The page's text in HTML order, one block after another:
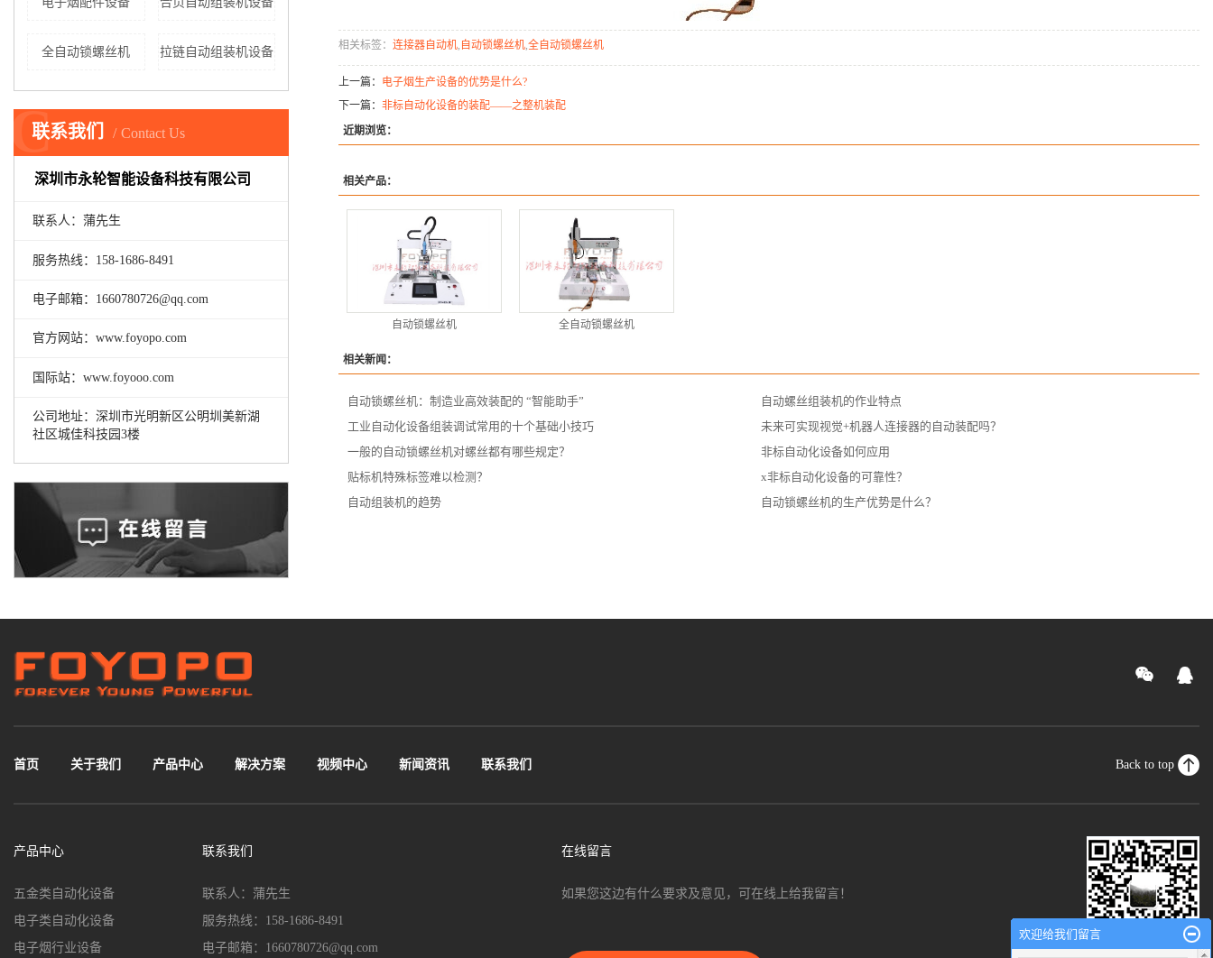
全自动锁螺丝机 拉链自动组装机设备
联系我们 Contact Us
C
深圳市永轮智能设备科技有限公司
联系人：蒲先生
服务热线：158-1686-8491
电子邮箱：1660780726@qq.com
官方网站：www.foyopo.com
国际站：www.foyooo.com
公司地址：深圳市光明新区公明圳美新湖
社区城佳科技园3楼
相关标签： 连接器自动机, 自动锁螺丝机,全自动锁螺丝机
上一篇： 电子烟生产设备的优势是什么?
下一篇： 非标自动化设备的装配——之整机装配
近期浏览：
相关产品：
自动锁螺丝机 全自动锁螺丝机
相关新闻：
自动锁螺丝机：制造业高效装配的 “智能助手”
自动螺丝组装机的作业特点
工业自动化设备组装调试常用的十个基础小技巧
未来可实现视觉+机器人连接器的自动装配吗？
一般的自动锁螺丝机对螺丝都有哪些规定？
非标自动化设备如何应用
贴标机特殊标签难以检测？
x非标自动化设备的可靠性？
自动组装机的趋势
自动锁螺丝机的生产优势是什么？
首页 关于我们 产品中心 解决方案 视频中心 新闻资讯 联系我们 Back to top
产品中心
五金类自动化设备
电子类自动化设备
电子烟行业设备
联系我们
联系人：蒲先生
服务热线：158-1686-8491
电子邮箱：1660780726@qq.com
在线留言
如果您这边有什么要求及意见，可在线上给我留言！
欢迎给我们留言